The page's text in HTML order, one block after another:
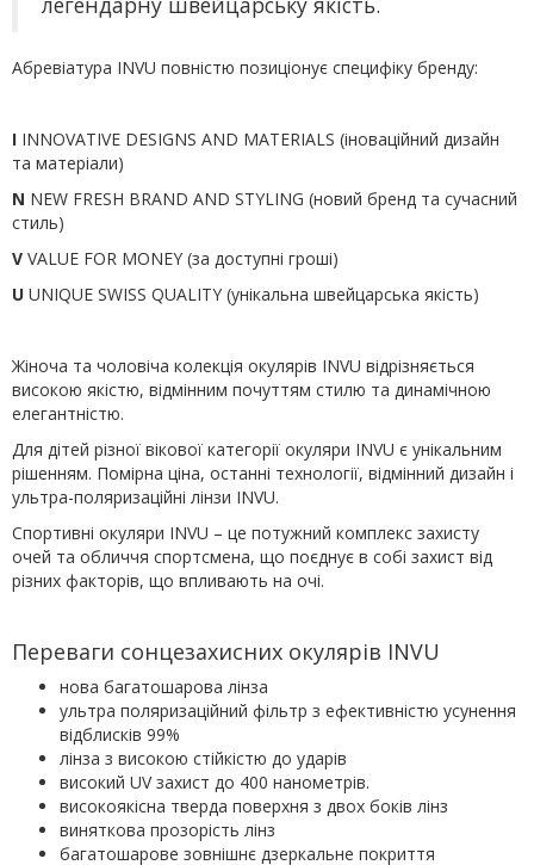
Абревіатура INVU повністю позиціонує специфіку бренду:
I INNOVATIVE DESIGNS AND MATERIALS (іноваційний дизайн
та матеріали)
N NEW FRESH BRAND AND STYLING (новий бренд та сучасний
стиль)
V VALUE FOR MONEY (за доступні гроші)
U UNIQUE SWISS QUALITY (унікальна швейцарська якість)
Жіноча та чоловіча колекція окулярів INVU відрізняється
високою якістю, відмінним почуттям стилю та динамічною
елегантністю.
Для дітей різної вікової категорії окуляри INVU є унікальним
рішенням. Помірна ціна, останні технології, відмінний дизайн і
ультра-поляризаційні лінзи INVU.
Спортивні окуляри INVU – це потужний комплекс захисту
очей та обличчя спортсмена, що поєднує в собі захист від
різних факторів, що впливають на очі.
Переваги сонцезахисних окулярів INVU
нова багатошарова лінза
ультра поляризаційний фільтр з ефективністю усунення
відблисків 99%
лінза з високою стійкістю до ударів
високий UV захист до 400 нанометрів.
високоякісна тверда поверхня з двох боків лінз
виняткова прозорість лінз
багатошарове зовнішнє дзеркальне покриття